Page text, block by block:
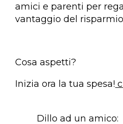
amici e parenti per
vantaggio del
Cosa aspetti?
Inizia ora la tua spesa!
Dillo ad un amico: